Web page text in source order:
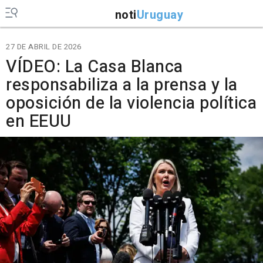
notiUruguay
27 DE ABRIL DE 2026
VÍDEO: La Casa Blanca
responsabiliza a la prensa y la
oposición de la violencia política
en EEUU